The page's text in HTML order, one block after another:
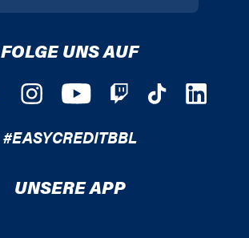
FOLGE UNS AUF
#EASYCREDITBBL
UNSERE APP